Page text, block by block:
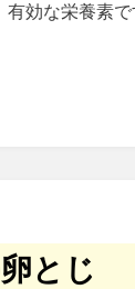
有効な栄養素で
とじ